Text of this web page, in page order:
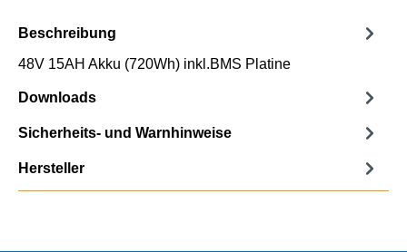
Beschreibung
48V 15AH Akku (720Wh) inkl.BMS Platine
Downloads
Sicherheits- und Warnhinweise
Hersteller